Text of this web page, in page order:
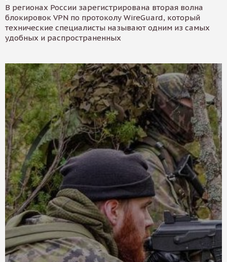
В регионах России зарегистрирована вторая волна
блокировок VPN по протоколу WireGuard, который
технические специалисты называют одним из самых
удобных и распространенных